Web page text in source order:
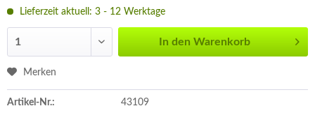
Lieferzeit aktuell: 3 - 12 Werktage
In den Warenkorb
Merken
Artikel-Nr.: 43109